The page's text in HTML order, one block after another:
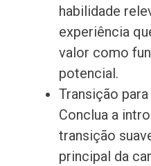
habilidade
experiência
valor como
potencial.
Transição
Conclua a
transição
principal da